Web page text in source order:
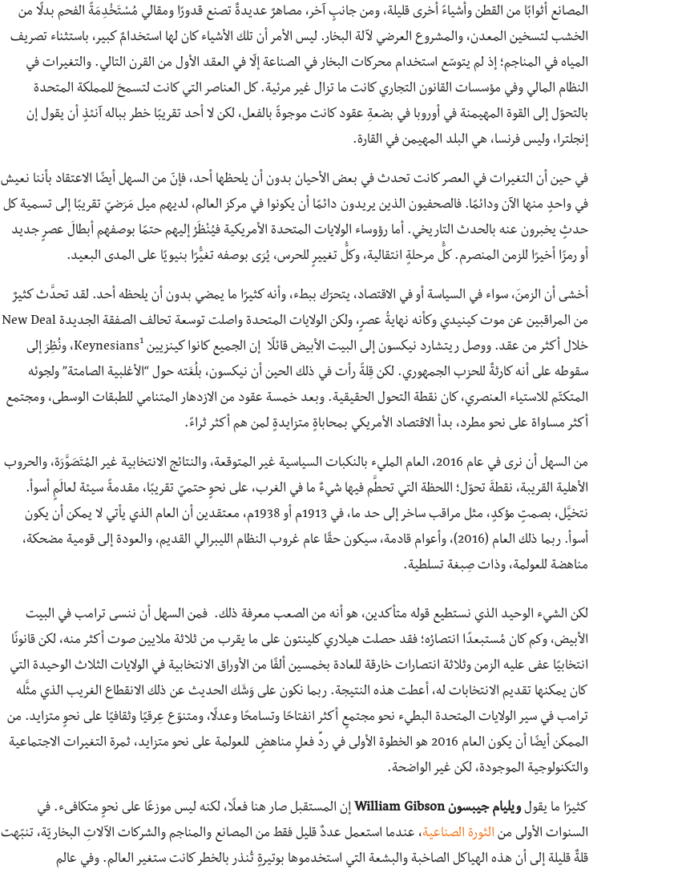
المصانع أثوابًا من القطن وأشياءً أخرى قليلة، ومن جانبٍ آخر، مصاهرٌ عديدةٌ تصنع قدورًا ومقالي مُسْتَخْدِمَةً الفحم بدلًا من
الخشب لتسخين المعدن، والمشروع العرضي لآلة البخار. ليس الأمر أن تلك الأشياء كان لها استخدامٌ كبير، باستثناء تصريف
المياه في المناجم؛ إذ لم يتوسّع استخدام محركات البخار في الصناعة إلّا في العقد الأول من القرن التالي. والتغيرات في
النظام المالي وفي مؤسسات القانون التجاري كانت ما تزال غير مرئية. كل العناصر التي كانت لتسمحَ للمملكة المتحدة
بالتحوّل إلى القوة المهيمنة في أوروبا في بضعةِ عقود كانت موجوةً بالفعل، لكن لا أحد تقريبًا خطر بباله آنئذٍ أن يقول إن
إنجلترا، وليس فرنسا، هي البلد المهيمن في القارة.
في حين أن التغيرات في العصر كانت تحدث في بعض الأحيان بدون أن يلحظها أحد، فإنّ من السهل أيضًا الاعتقاد بأننا نعيش
في واحدٍ منها الآن ودائمًا. فالصحفيون الذين يريدون دائمًا أن يكونوا في مركز العالم، لديهم ميل مَرَضيّ تقريبًا إلى تسمية كل
حدثٍ يخبرون عنه بالحدث التاريخي. أما رؤوساء الولايات المتحدة الأمريكية فيُنْظَرُ إليهم حتمًا بوصفهم أبطالَ عصرٍ جديد
أو رمزًا أخيرًا للزمن المنصرم. كلُّ مرحلةٍ انتقالية، وكلُّ تغييرٍ للحرس، يُرَى بوصفه تغيُّرًا بنيويًا على المدى البعيد.
أخشى أن الزمنَ، سواء في السياسة أو في الاقتصاد، يتحرّك ببطء، وأنه كثيرًا ما يمضي بدون أن يلحظه أحد. لقد تحدَّث كثيرٌ
من المراقبين عن موت كينيدي وكأنه نهايةُ عصرٍ، ولكن الولايات المتحدة واصلت توسعة تحالف الصفقة الجديدة New Deal
خلال أكثر من عقد. ووصل ريتشارد نيكسون إلى البيت الأبيض قائلًا إن الجميع كانوا كينزيين Keynesians 1
، ونُظِرَ إلى
سقوطه على أنه كارثةٌ للحزب الجمهوري. لكن قِلةً رأت في ذلك الحين أن نيكسون، بلُغَته حول “الأغلبية الصامتة” ولجوئه
المتكتّم للاستياء العنصري، كان نقطة التحول الحقيقية. وبعد خمسة عقود من الازدهار المتنامي للطبقات الوسطى، ومجتمع
أكثر مساواة على نحو مطرد، بدأ الاقتصاد الأمريكي بمحاباةٍ متزايدةٍ لمن هم أكثر ثراءً.
من السهل أن نرى في عام 2016، العام المليء بالنكبات السياسية غير المتوقعة، والنتائج الانتخابية غير المُتَصَوَّرَة، والحروب
الأهلية القريبة، نقطةَ تحوّل؛ اللحظة التي تحطَّم فيها شيءٌ ما في الغرب، على نحوٍ حتميّ تقريبًا، مقدمةً سيئة لعالَمٍ أسوأ.
نتخيَّل، بصمتٍ مؤكدٍ، مثل مراقب ساخر إلى حد ما، في 1913م أو 1938م، معتقدين أن العام الذي يأتي لا يمكن أن يكون
أسوأ. ربما ذلك العام (2016)، وأعوام قادمة، سيكون حقًا عام غروب النظام الليبرالي القديم، والعودة إلى قومية مضحكة،
مناهضة للعولمة، وذات صِبغة تسلطية.
لكن الشيء الوحيد الذي نستطيع قوله متأكدين، هو أنه من الصعب معرفة ذلك. فمن السهل أن ننسى ترامب في البيت
الأبيض، وكم كان مُستبعدًا انتصارُه؛ فقد حصلت هيلاري كلينتون على ما يقرب من ثلاثة ملايين صوت أكثر منه، لكن قانونًا
انتخابيًا عفى عليه الزمن وثلاثة انتصارات خارقة للعادة بخمسين ألفًا من الأوراق الانتخابية في الولايات الثلاث الوحيدة التي
كان يمكنها تقديم الانتخابات له، أعطت هذه النتيجة. ربما نكون على وَشَك الحديث عن ذلك الانقطاع الغريب الذي مثَّله
ترامب في سير الولايات المتحدة البطيء نحو مجتمعٍ أكثر انفتاحًا وتسامحًا وعدلًا، ومتنوّع عِرقيًا وثقافيًا على نحوٍ متزايد. من
الممكن أيضًا أن يكون العام 2016 هو الخطوة الأولى في ردِّ فعلٍ مناهضٍ للعولمة على نحو متزايد، ثمرة التغيرات الاجتماعية
والتكنولوجية الموجودة، لكن غير الواضحة.
كثيرًا ما يقولويليام جيبسون William Gibson إن المستقبل صار هنا فعلًا، لكنه ليس موزعًا على نحوٍ متكافىء. في
السنوات الأولى من الثورة الصناعية، عندما استعمل عددٌ قليل فقط من المصانع والمناجم والشركات الآلاتِ البخاريّة، تنبّهت
قلةٌ قليلة إلى أن هذه الهياكل الصاخبة والبشعة التي استخدموها بوتيرةٍ تُنذر بالخطر كانت ستغير العالم. وفي عالم